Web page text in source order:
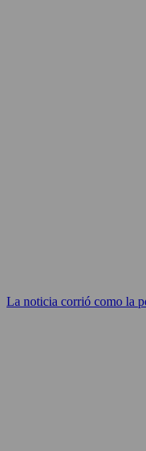
La noticia corrió como la